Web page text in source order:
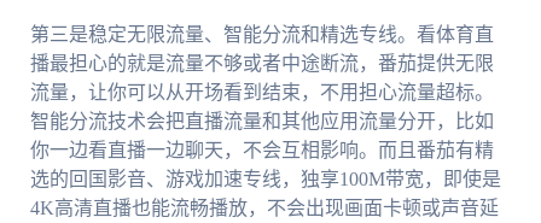
第三是稳定无限流量、智能分流和精选专线。看体育直
播最担心的就是流量不够或者中途断流，番茄提供无限
流量，让你可以从开场看到结束，不用担心流量超标。
智能分流技术会把直播流量和其他应用流量分开，比如
你一边看直播一边聊天，不会互相影响。而且番茄有精
选的回国影音、游戏加速专线，独享100M带宽，即使是
4K高清直播也能流畅播放，不会出现画面卡顿或声音延